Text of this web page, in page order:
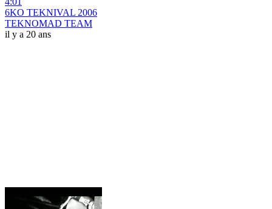
6KO TEKNIVAL 2006
TEKNOMAD TEAM
il y a 20 ans